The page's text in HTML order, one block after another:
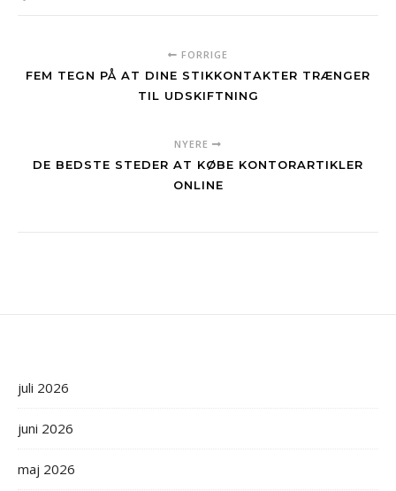
FORRIGE
FEM TEGN PÅ AT DINE STIKKONTAKTER TRÆNGER
TIL UDSKIFTNING
NYERE
DE BEDSTE STEDER AT KØBE KONTORARTIKLER
ONLINE
juli 2026
juni 2026
maj 2026